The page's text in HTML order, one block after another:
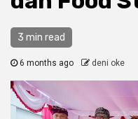
3 min read
6 months ago deni oke